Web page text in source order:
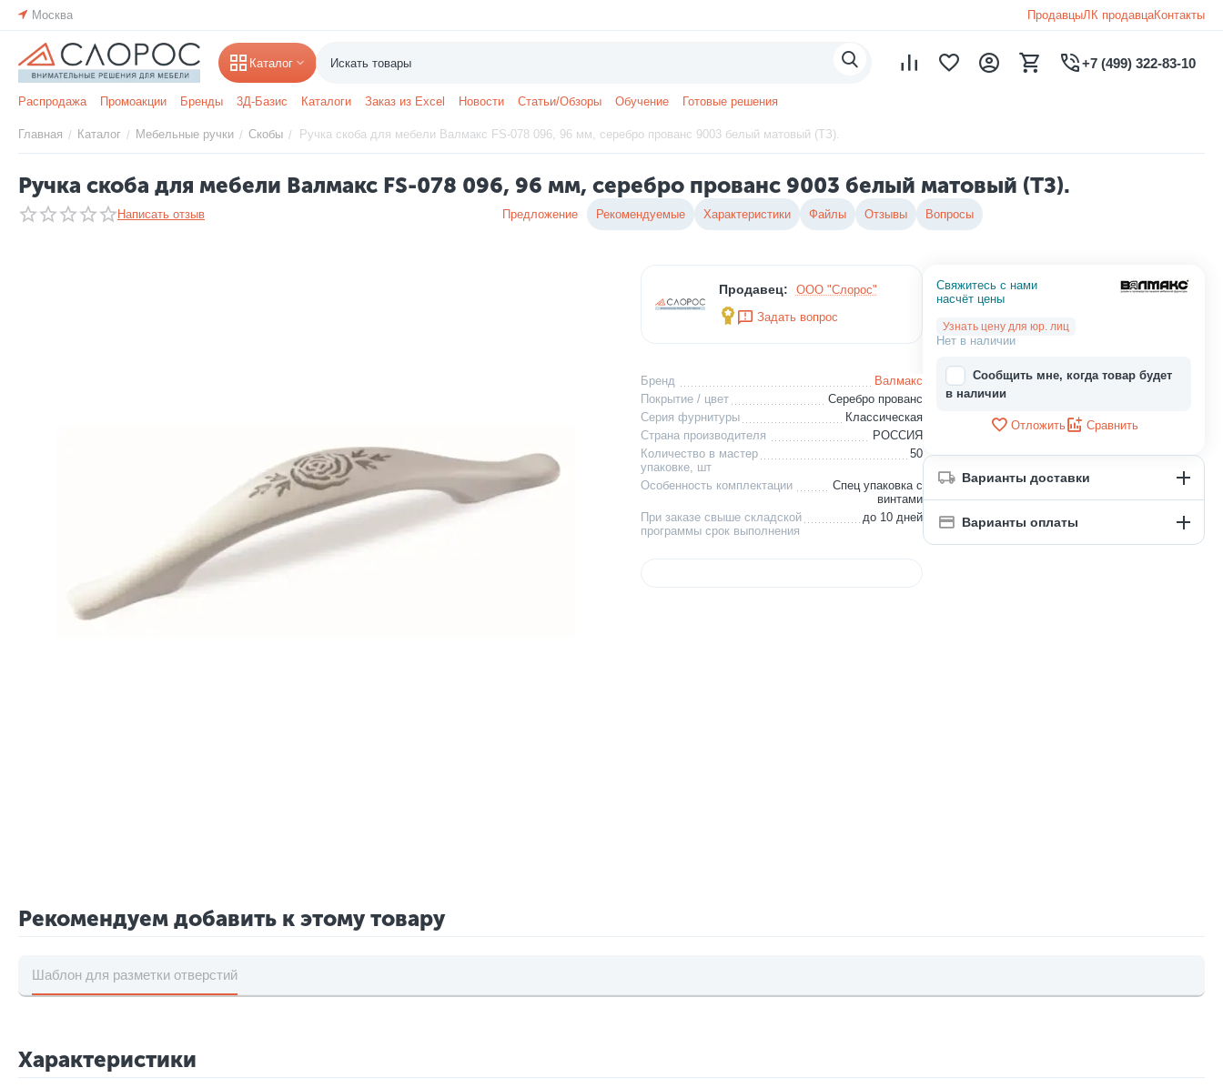
Москва ПродавцыЛК продавцаКонтакты
Каталог +7 (499) 322-83-10
Распродажа Промоакции Бренды 3Д-Базис Каталоги Заказ из Excel Новости Статьи/Обзоры Обучение Готовые решения
Главная / Каталог / Мебельные ручки / Скобы / Ручка скоба для мебели Валмакс FS-078 096, 96 мм, серебро прованс 9003 белый матовый (ТЗ).
Ручка скоба для мебели Валмакс FS-078 096, 96 мм, серебро прованс 9003 белый матовый (ТЗ).
Написать отзыв Предложение Рекомендуемые Характеристики Файлы Отзывы Вопросы
Продавец:
ООО "Слорос"
Задать вопрос
Бренд
Валмакс
Покрытие / цвет
Серебро прованс
Серия фурнитуры
Классическая
Страна производителя
РОССИЯ
Количество в мастер
упаковке, шт
50
Особенность комплектации
Спец упаковка с
винтами
При заказе свыше складской
программы срок выполнения
до 10 дней
Свяжитесь с нами
насчёт цены
Узнать цену для юр. лиц
Нет в наличии
Сообщить мне, когда товар будет
в наличии
Отложить Сравнить
Варианты доставки
Варианты оплаты
Рекомендуем добавить к этому товару
Шаблон для разметки отверстий
Характеристики